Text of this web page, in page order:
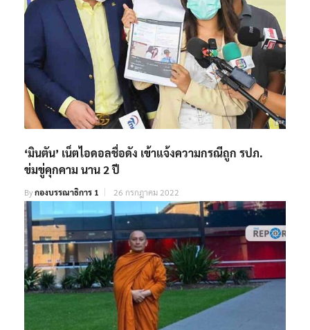
‘มินตัน’ เน็ตไอดอลชื่อดัง เข้าแจ้งความกรณีถูก รปภ.
ข่มขู่คุกคาม นาน 2 ปี
Byกองบรรณาธิการ 1 26 กรกฎาคม 2022